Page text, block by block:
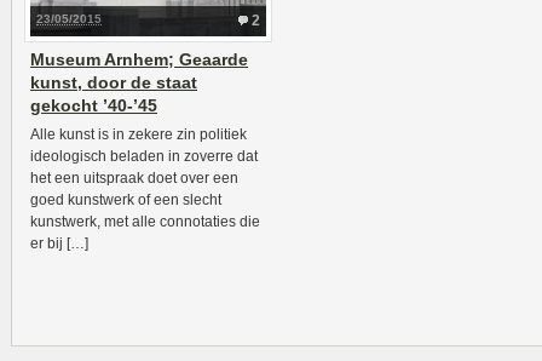
2
23/05/2015
Museum Arnhem; Geaarde
kunst, door de staat
gekocht ’40-’45
Alle kunst is in zekere zin politiek
ideologisch beladen in zoverre dat
het een uitspraak doet over een
goed kunstwerk of een slecht
kunstwerk, met alle connotaties die
er bij […]